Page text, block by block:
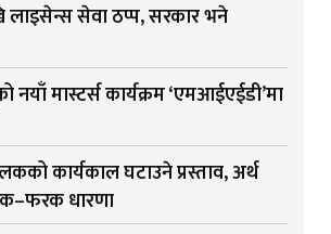
लाइसेन्स सेवा ठप्प, सरकार भने
मास्टर्स कार्यक्रम ‘एमआईएईडी’मा
कार्यकाल घटाउने प्रस्ताव, अर्थ
धारणा